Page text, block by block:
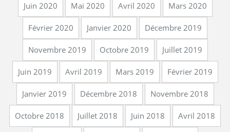
Juin 2020 Mai 2020 Avril 2020 Mars 2020
Février 2020 Janvier 2020 Décembre 2019
Novembre 2019 Octobre 2019 Juillet 2019
Juin 2019 Avril 2019 Mars 2019 Février 2019
Janvier 2019 Décembre 2018 Novembre 2018
Octobre 2018 Juillet 2018 Juin 2018 Avril 2018